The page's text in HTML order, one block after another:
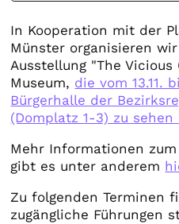
In Kooperation mit der
Münster organisieren
Ausstellung "The
Museum, die vom 13.11.
Bürgerhalle der
(Domplatz 1-3) zu sehen
Mehr Informationen
gibt es unter anderem
Zu folgenden Terminen
zugängliche Führungen